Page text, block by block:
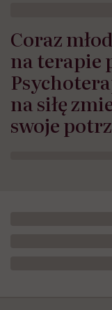
Coraz
na terapie
na siłę
swoje